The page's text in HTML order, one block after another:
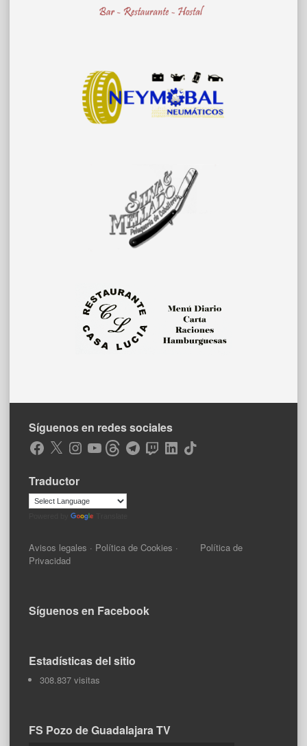
Síguenos en redes sociales
Facebook
X Instagram
YouTubeThreadsTelegramTwitchLinkedIn
TikTok
Traductor
Avisos legales · Política de Cookies · Política de
Privacidad
Síguenos en Facebook
Estadísticas del sitio
308.837 visitas
FS Pozo de Guadalajara TV